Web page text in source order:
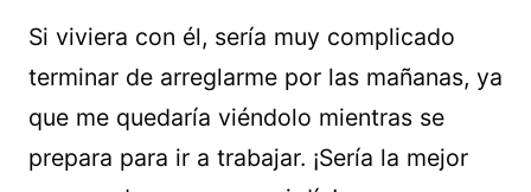
Si viviera con él, sería muy complicado
terminar de arreglarme por las mañanas, ya
que me quedaría viéndolo mientras se
prepara para ir a trabajar. ¡Sería la mejor